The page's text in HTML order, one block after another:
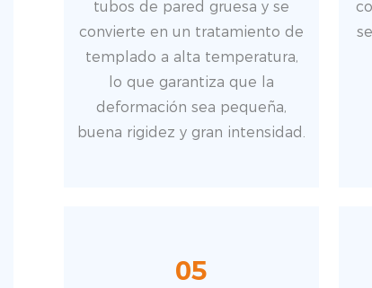
tubos de pared gruesa y se
convierte en un tratamiento de
templado a alta temperatura,
lo que garantiza que la
deformación sea pequeña,
buena rigidez y gran intensidad.
05